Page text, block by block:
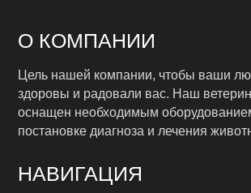
О КОМПАНИИ
Цель нашей компании, чтобы ваши
здоровы и радовали вас. Наш
оснащен необходимым
постановке диагноза и лечения
НАВИГАЦИЯ